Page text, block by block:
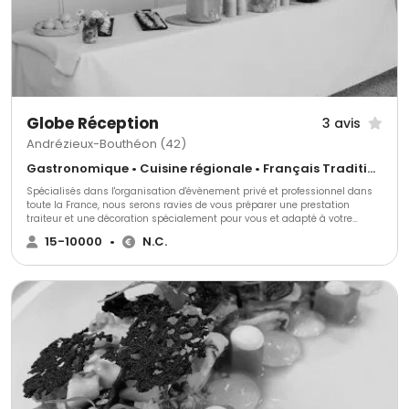
Globe Réception 3 avis
Andrézieux-Bouthéon (42)
Gastronomique • Cuisine régionale • Français Traditionnel
Spécialisés dans l'organisation d'évènement privé et professionnel dans
toute la France, nous serons ravies de vous préparer une prestation
traiteur et une décoration spécialement pour vous et adapté à votre
thème. Nous mettons tout en œuvre pour accorder la décoration à votre
événement et créer une identité inédite.
15-10000 • N.C.